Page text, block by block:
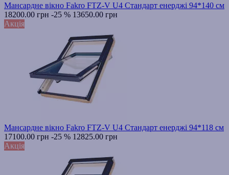
Мансардне вікно Fakro FTZ-V U4 Стандарт енерджі 94*140 см
18200.00 грн -25 % 13650.00 грн
Акція
Мансардне вікно Fakro FTZ-V U4 Стандарт енерджі 94*118 см
17100.00 грн -25 % 12825.00 грн
Акція